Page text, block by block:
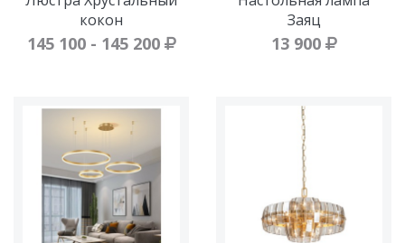
кокон
145 100 - 145 200
Заяц
13 900